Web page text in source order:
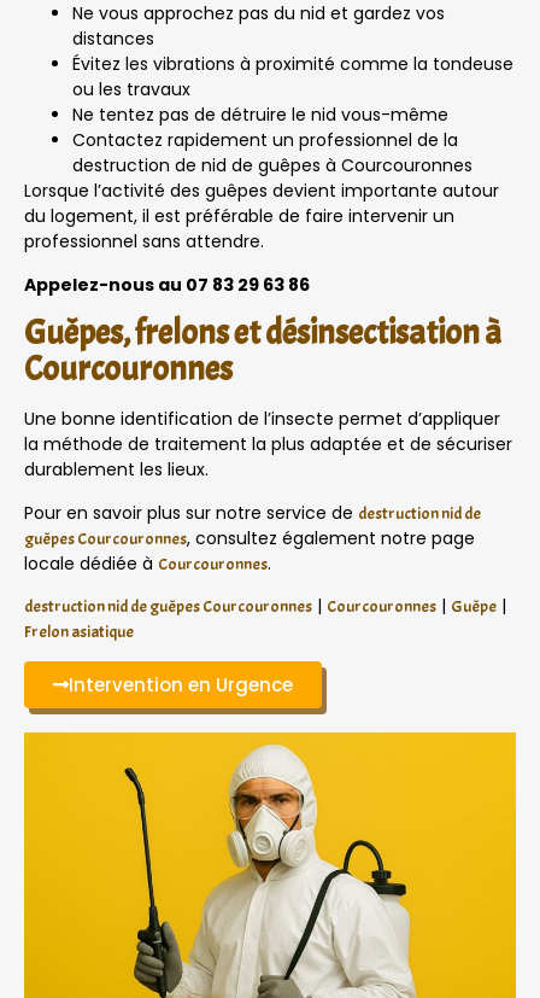
Ne vous approchez pas du nid et gardez vos
distances
Évitez les vibrations à proximité comme la tondeuse
ou les travaux
Ne tentez pas de détruire le nid vous-même
Contactez rapidement un professionnel de la
destruction de nid de guêpes à Courcouronnes
Lorsque l’activité des guêpes devient importante autour
du logement, il est préférable de faire intervenir un
professionnel sans attendre.
Appelez-nous au 07 83 29 63 86
Guêpes, frelons et désinsectisation à
Courcouronnes
Une bonne identification de l’insecte permet d’appliquer
la méthode de traitement la plus adaptée et de sécuriser
durablement les lieux.
Pour en savoir plus sur notre service de destruction nid de
guêpes Courcouronnes, consultez également notre page
locale dédiée à Courcouronnes.
destruction nid de guêpes Courcouronnes | Courcouronnes | Guêpe |
Frelon asiatique
Intervention en Urgence